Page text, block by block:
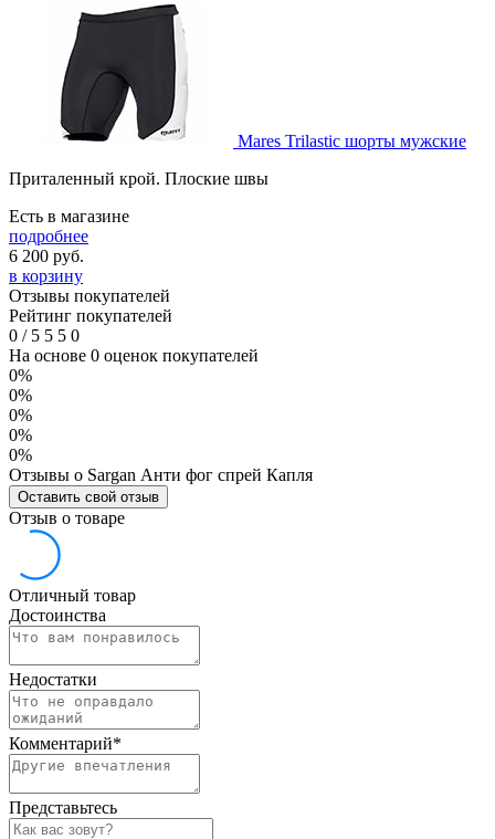
Mares Trilastic шорты мужские
Приталенный крой. Плоские швы
Есть в магазине
подробнее
6 200 руб.
в корзину
Отзывы покупателей
Рейтинг покупателей
0 /5 5 5 0
На основе 0 оценок покупателей
0%
0%
0%
0%
0%
Отзывы о Sargan Анти фог спрей Капля
Оставить свой отзыв
Отзыв о товаре
Отличный товар
Достоинства
Недостатки
Комментарий*
Представьтесь